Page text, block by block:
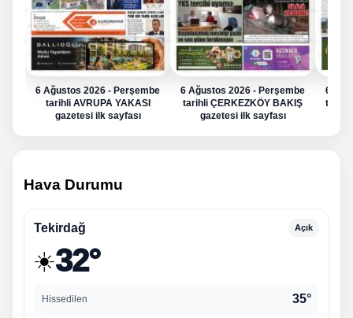
6 Ağustos 2026 - Perşembe
tarihli AVRUPA YAKASI
gazetesi ilk sayfası
6 Ağustos 2026 - Perşembe
tarihli ÇERKEZKÖY BAKIŞ
gazetesi ilk sayfası
6
tarihli
Hava Durumu
Tekirdağ Açık
☀️32°
Hissedilen 35°